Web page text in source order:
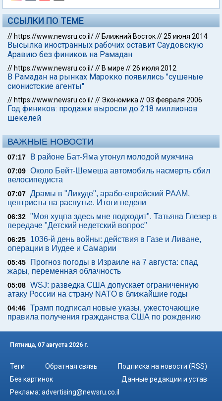
ССЫЛКИ ПО ТЕМЕ
// https://www.newsru.co.il/// Ближний Восток//25 июня 2014
Высылка иностранных рабочих оставит Саудовскую
Аравию без фиников на Рамадан
// https://www.newsru.co.il/// В мире //26 июля 2012
В Рамадан на рынках Марокко появились "сушеные
сионистские агенты"
// https://www.newsru.co.il/// Экономика //03 февраля 2006
Год фиников: продажи выросли до 218 миллионов
шекелей
ВАЖНЫЕ НОВОСТИ
07:17 В районе Бат-Яма утонул молодой мужчина
07:09 Около Бейт-Шемеша автомобиль насмерть сбил
велосипедиста
07:07 Драмы в "Ликуде", арабо-еврейский РААМ,
центристы на распутье. Итоги недели
06:32 "Моя хуцпа здесь мне подходит". Татьяна Глезер в
передаче "Детский недетский вопрос"
06:25
1036-й день войны: действия в Газе и Ливане,
операции в Иудее и Самарии
05:45
Прогноз погоды в Израиле на 7 августа: спад
жары, переменная облачность
05:08 WSJ: разведка США допускает ограниченную
атаку России на страну NATO в ближайшие годы
04:46 Трамп подписал новые указы, ужесточающие
правила получения гражданства США по рождению
Пятница, 07 августа 2026 г.
Теги Обратная связь
Подписка на новости (RSS)
Без картинок
Данные редакции и устав
Реклама: advertising@newsru.co.il